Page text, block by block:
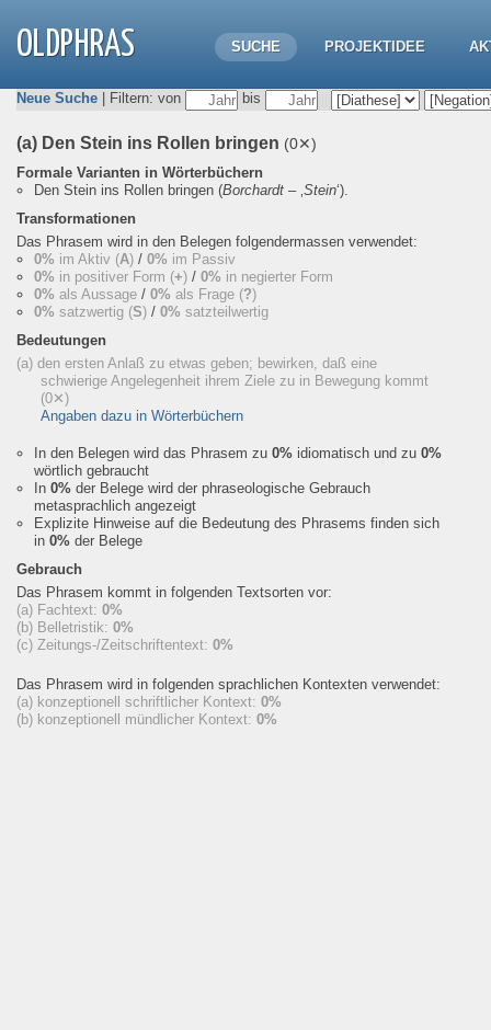
OLDPHRAS SUCHE PROJEKTIDEE
Neue Suche | Filtern: von bis
(a) Den Stein ins Rollen bringen (0✕)
Formale Varianten in Wörterbüchern
Den Stein ins Rollen bringen (Borchardt – ‚Stein‘).
Transformationen
Das Phrasem wird in den Belegen folgendermassen verwendet:
0% im Aktiv (A) / 0% im Passiv
0% in positiver Form (+) / 0% in negierter Form
0% als Aussage / 0% als Frage (?)
0% satzwertig (S) / 0% satzteilwertig
Bedeutungen
(a) den ersten Anlaß zu etwas geben; bewirken, daß eine
schwierige Angelegenheit ihrem Ziele zu in Bewegung kommt
(0✕)
Angaben dazu in Wörterbüchern
In den Belegen wird das Phrasem zu 0% idiomatisch und zu 0%
wörtlich gebraucht
In 0% der Belege wird der phraseologische Gebrauch
metasprachlich angezeigt
Explizite Hinweise auf die Bedeutung des Phrasems finden sich
in 0% der Belege
Gebrauch
Das Phrasem kommt in folgenden Textsorten vor:
(a) Fachtext: 0%
(b) Belletristik: 0%
(c) Zeitungs-/Zeitschriftentext: 0%
Das Phrasem wird in folgenden sprachlichen Kontexten verwendet:
(a) konzeptionell schriftlicher Kontext: 0%
(b) konzeptionell mündlicher Kontext: 0%